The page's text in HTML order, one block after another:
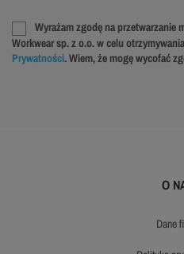
Wyrażam zgodę na przetwarzanie
Workwear sp. z o.o. w celu
Prywatności. Wiem, że mogę wycofać
O
dane